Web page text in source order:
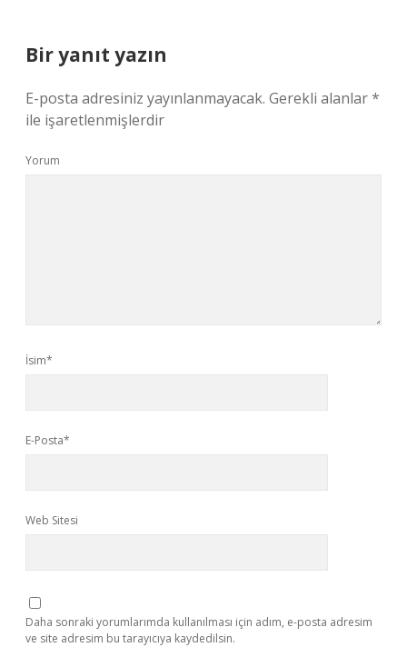
Bir yanıt yazın
E-posta adresiniz yayınlanmayacak. Gerekli alanlar*
ile işaretlenmişlerdir
Yorum
İsim*
E-Posta*
Web Sitesi
Daha sonraki yorumlarımda kullanılması için adım, e-posta adresim
ve site adresim bu tarayıcıya kaydedilsin.